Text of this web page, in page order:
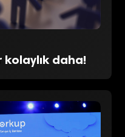
daha!